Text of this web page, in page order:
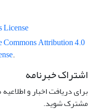
Commons Attribution 4.0
.
اشتراک خبرنامه
برای دریافت اخبار و
مشترک شوید.